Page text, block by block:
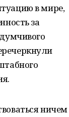
в мире,
за
ничем